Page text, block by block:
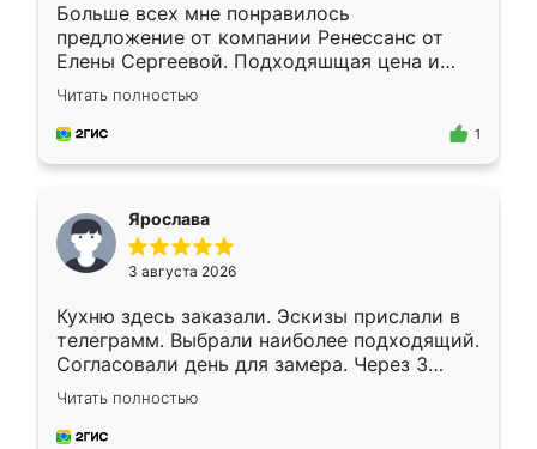
Больше всех мне понравилось
предложение от компании Ренессанс от
Елены Сергеевой. Подходяшщая цена и
короткие сроки изготовления. Приехавший
для замера сотрудник Владислав
предложил по моему эскизу самый
Читать полностью
1
Ярослава
3 августа 2026
Кухню здесь заказали. Эскизы прислали в
телеграмм. Выбрали наиболее подходящий.
Согласовали день для замера. Через 3
недели кухня была уже готова. Остались
довольны работой. Спасибо Ренессанс
мебель за качественную работу!
Читать полностью